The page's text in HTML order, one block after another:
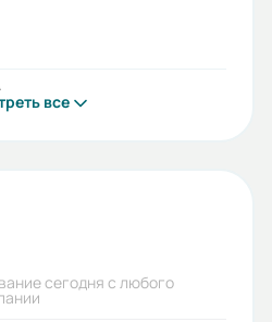
(кВт):
все
сегодня с любого